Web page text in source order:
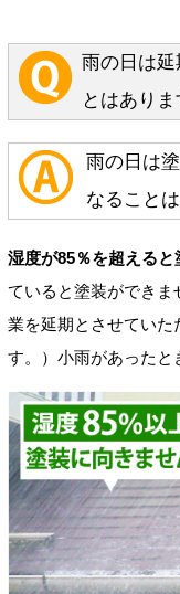
雨の日は
とはありま
雨の日は
なること
湿度が85％を超えると
ていると塗装ができ
業を延期とさせていた
す。）小雨があったと